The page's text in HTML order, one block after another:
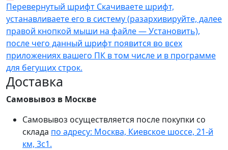
Перевернутый шрифт Скачиваете шрифт,
устанавливаете его в систему (разархивируйте, далее
правой кнопкой мыши на файле — Установить),
после чего данный шрифт появится во всех
приложениях вашего ПК в том числе и в программе
для бегущих строк.
Доставка
Самовывоз в Москве
Самовывоз осуществляется после покупки со
склада по адресу: Москва, Киевское шоссе, 21-й
км, 3с1.